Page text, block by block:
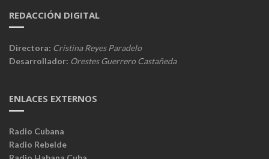
REDACCIÓN DIGITAL
Directora: Cristina Reyes Paradelo
Desarrollador: Orestes Guerrero Castañeda
ENLACES EXTERNOS
Radio Cubana
Radio Rebelde